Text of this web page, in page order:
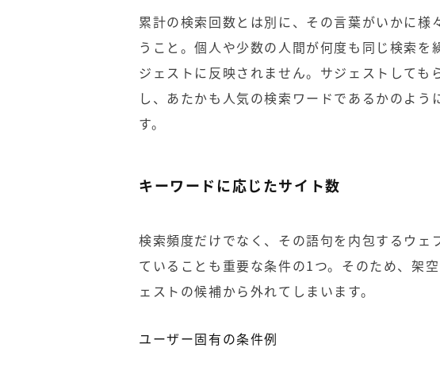
累計の検索回数とは別に、その言葉がいかに様
うこと。個人や少数の人間が何度も同じ検索
ジェストに反映されません。サジェストしても
し、あたかも人気の検索ワードであるかのよ
す。
キーワードに応じたサイト数
検索頻度だけでなく、その語句を内包するウェ
ていることも重要な条件の1つ。そのため、架
ェストの候補から外れてしまいます。
ユーザー固有の条件例